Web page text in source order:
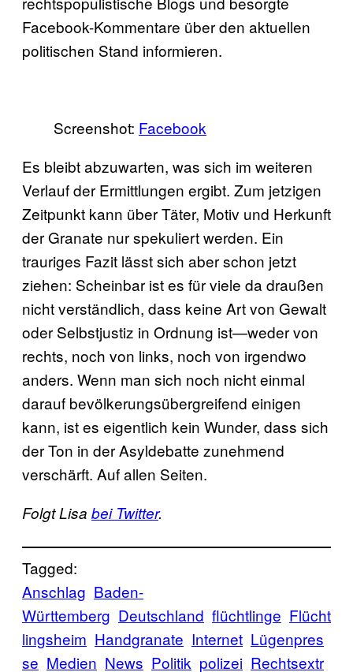
Facebook-Kommentare über den aktuellen
politischen Stand informieren.
Screenshot: Facebook
Es bleibt abzuwarten, was sich im weiteren
Verlauf der Ermittlungen ergibt. Zum jetzigen
Zeitpunkt kann über Täter, Motiv und Herkunft
der Granate nur spekuliert werden. Ein
trauriges Fazit lässt sich aber schon jetzt
ziehen: Scheinbar ist es für viele da draußen
nicht verständlich, dass keine Art von Gewalt
oder Selbstjustiz in Ordnung ist—weder von
rechts, noch von links, noch von irgendwo
anders. Wenn man sich noch nicht einmal
darauf bevölkerungsübergreifend einigen
kann, ist es eigentlich kein Wunder, dass sich
der Ton in der Asyldebatte zunehmend
verschärft. Auf allen Seiten.
Folgt Lisa bei Twitter.
Tagged:
Anschlag Baden-
Württemberg Deutschland flüchtlinge Flücht
lingsheim Handgranate Internet Lügenpres
se Medien News Politik polizei Rechtsextr